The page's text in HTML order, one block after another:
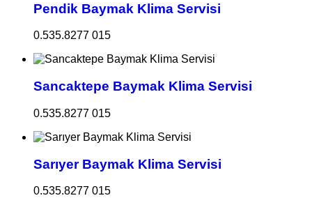
Pendik Baymak Klima Servisi
0.535.8277 015
Sancaktepe Baymak Klima Servisi
0.535.8277 015
Sarıyer Baymak Klima Servisi
0.535.8277 015